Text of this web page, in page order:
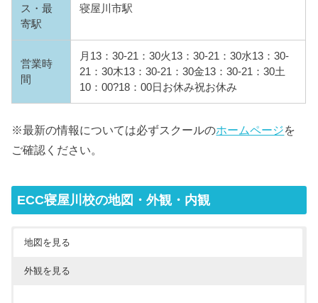
ス・最
寄駅
寝屋川市駅
営業時
間
月13：30-21：30火13：30-21：30水13：30-
21：30木13：30-21：30金13：30-21：30土
10：00?18：00日お休み祝お休み
※最新の情報については必ずスクールのホームページを
ご確認ください。
ECC寝屋川校の地図・外観・内観
地図を見る
外観を見る